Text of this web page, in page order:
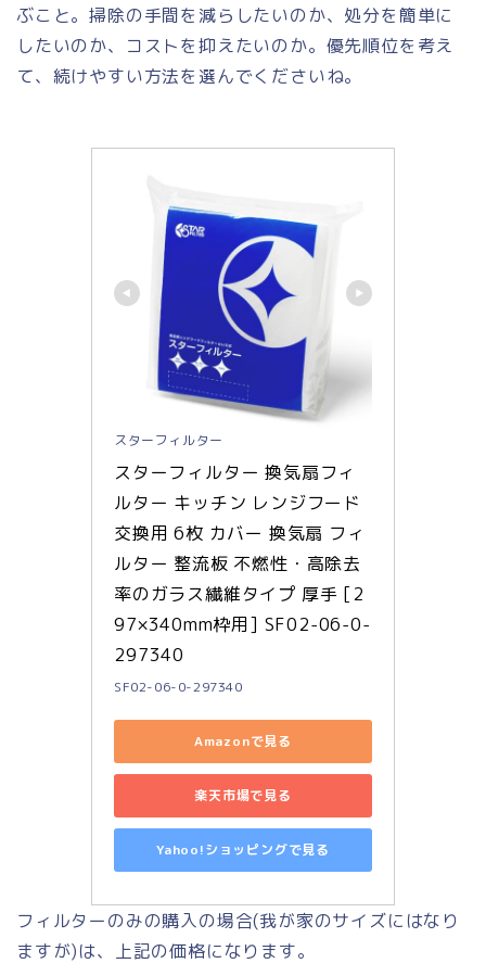
ぶこと。掃除の手間を減らしたいのか、処分を簡単に
したいのか、コストを抑えたいのか。優先順位を考え
て、続けやすい方法を選んでくださいね。
スターフィルター
スターフィルター 換気扇フィ
ルター キッチン レンジフード
交換用 6枚 カバー 換気扇 フィ
ルター 整流板 不燃性・高除去
率のガラス繊維タイプ 厚手 [2
97×340mm枠用] SF02-06-0-
297340
SF02-06-0-297340
Amazonで見る
楽天市場で見る
Yahoo!ショッピングで見る
フィルターのみの購入の場合(我が家のサイズにはなり
ますが)は、上記の価格になります。